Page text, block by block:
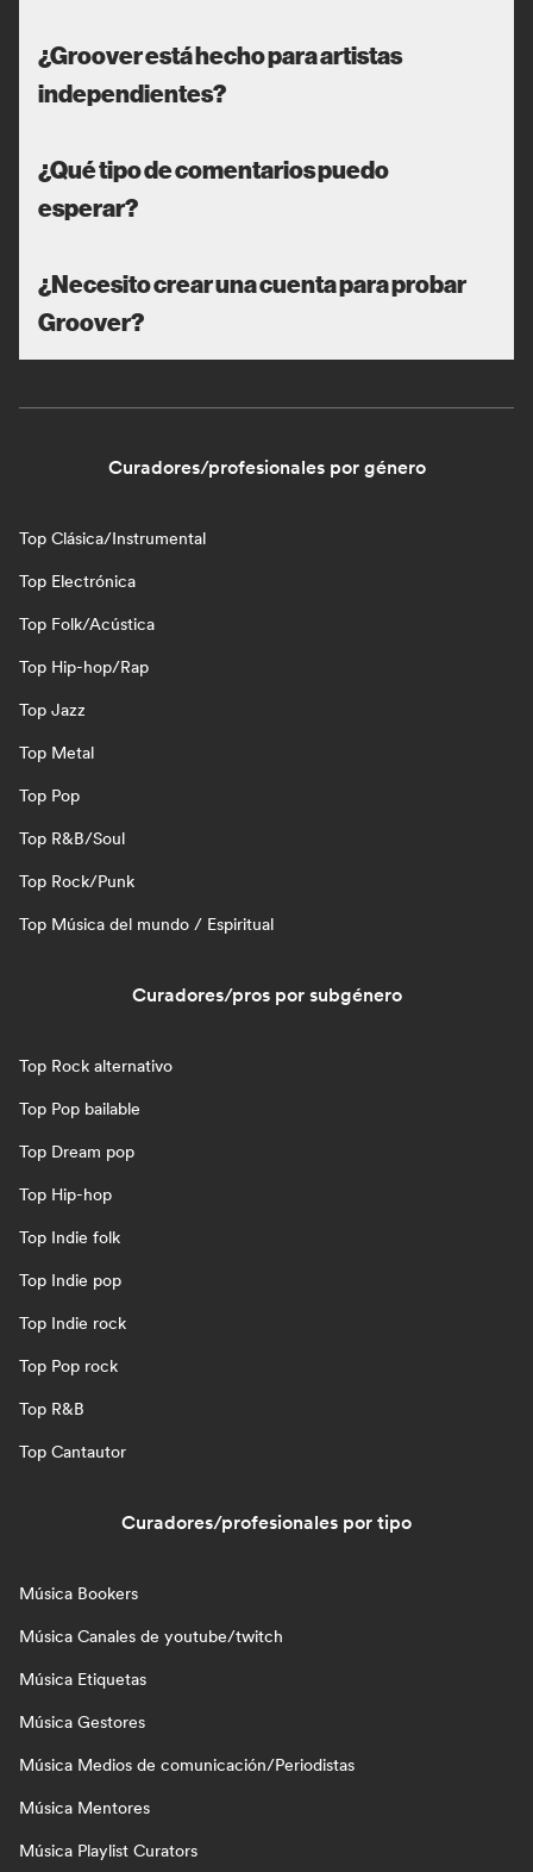
¿Groover está hecho para artistas
independientes?
¿Qué tipo de comentarios puedo
esperar?
¿Necesito crear una cuenta para probar
Groover?
Curadores/profesionales por género
Top Clásica/Instrumental
Top Electrónica
Top Folk/Acústica
Top Hip-hop/Rap
Top Jazz
Top Metal
Top Pop
Top R&B/Soul
Top Rock/Punk
Top Música del mundo / Espiritual
Curadores/pros por subgénero
Top Rock alternativo
Top Pop bailable
Top Dream pop
Top Hip-hop
Top Indie folk
Top Indie pop
Top Indie rock
Top Pop rock
Top R&B
Top Cantautor
Curadores/profesionales por tipo
Música Bookers
Música Canales de youtube/twitch
Música Etiquetas
Música Gestores
Música Medios de comunicación/Periodistas
Música Mentores
Música Playlist Curators